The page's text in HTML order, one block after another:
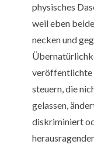
physisches
weil eben
necken und
veröffentlichte
steuern, die
gelassen,
diskriminiert